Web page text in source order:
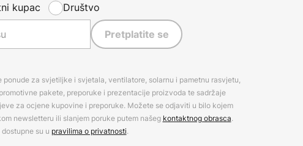
kupac Društvo
Pretplatite se
za svjetiljke i svjetala, ventilatore, solarnu i pametnu rasvjetu,
pakete, preporuke i prezentacije proizvoda te sadržaje
za ocjene kupovine i preporuke. Možete se odjaviti u bilo kojem
newsletteru ili slanjem poruke putem našeg kontaktnog obrasca.
su u pravilima o privatnosti.